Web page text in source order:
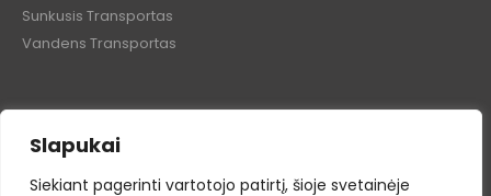
Slapukai
Siekiant pagerinti vartotojo patirtį, šioje svetainėje
Sunkusis Transportas
Vandens Transportas
Tepalų Bazė © 2024 Visos teisės saugomos